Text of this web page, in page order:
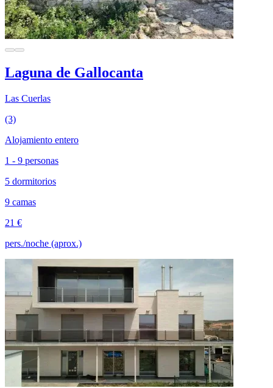
Laguna de Gallocanta
Las Cuerlas
(3)
Alojamiento entero
1 - 9 personas
5 dormitorios
9 camas
21 €
pers./noche (aprox.)